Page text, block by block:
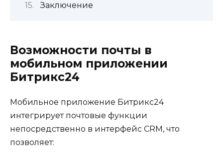
Заключение
Возможности почты в
мобильном приложении
Битрикс24
Мобильное приложение Битрикс24
интегрирует почтовые функции
непосредственно в интерфейс CRM, что
позволяет: